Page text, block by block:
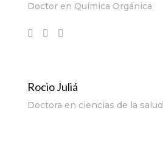
Doctor en Química Orgánica
Rocio Juliá
Doctora en ciencias de la salud